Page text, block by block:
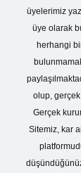
üyelerimiz
üye olarak
herhangi
olup, gerçek
Gerçek
Sitemiz, kar